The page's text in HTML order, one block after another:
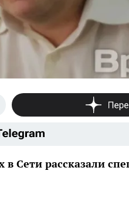
Сети рассказали